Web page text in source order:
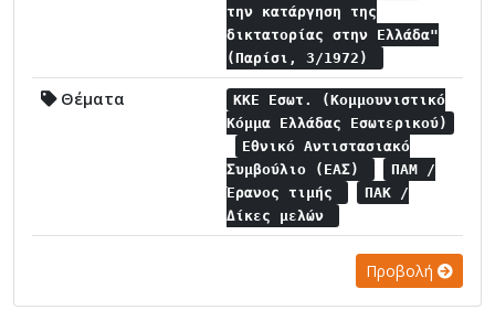
την κατάργηση της
δικτατορίας στην Ελλάδα"
(Παρίσι, 3/1972)
Θέματα
ΚΚΕ Εσωτ. (Κομμουνιστικό
Κόμμα Ελλάδας Εσωτερικού)
Εθνικό Αντιστασιακό
Συμβούλιο (ΕΑΣ)
ΠΑΜ /
Έρανος τιμής
ΠΑΚ /
Δίκες μελών
Προβολή